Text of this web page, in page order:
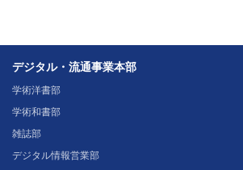
デジタル・流通事業本部
学術洋書部
学術和書部
雑誌部
デジタル情報営業部